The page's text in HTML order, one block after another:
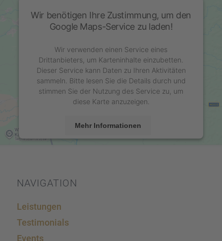
Wir benötigen Ihre Zustimmung, um den
Google Maps-Service zu laden!
Wir verwenden einen Service eines
Drittanbieters, um Karteninhalte einzubetten.
Dieser Service kann Daten zu Ihren Aktivitäten
sammeln. Bitte lesen Sie die Details durch und
stimmen Sie der Nutzung des Service zu, um
diese Karte anzuzeigen.
Mehr Informationen
NAVIGA­TION
Leistun­gen
Testi­mo­ni­als
Events